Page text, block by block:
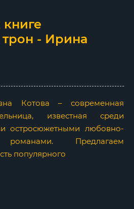
- Ирина
Котова – современная
известная среди
остросюжетными любовно-
романами. Предлагаем
популярного